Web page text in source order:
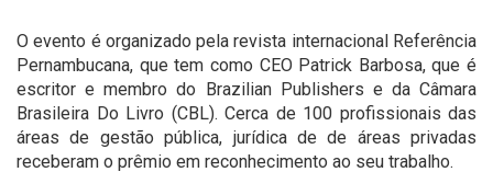
O evento é organizado pela revista internacional Referência
Pernambucana, que tem como CEO Patrick Barbosa, que é
escritor e membro do Brazilian Publishers e da Câmara
Brasileira Do Livro (CBL). Cerca de 100 profissionais das
áreas de gestão pública, jurídica de de áreas privadas
receberam o prêmio em reconhecimento ao seu trabalho.